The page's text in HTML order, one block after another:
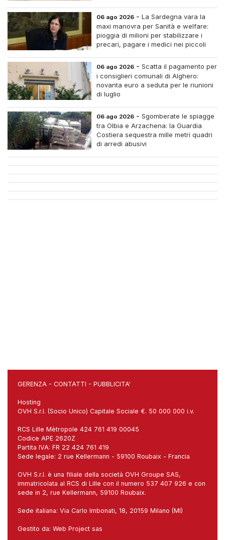
06 ago 2026 -La Sardegna vara la
maxi manovra per Sanità e welfare:
pioggia di milioni per stabilizzare i
precari, pagare i medici nei piccoli
06 ago 2026 -Scatta il pagamento per
i consiglieri comunali di Alghero:
novanta euro a seduta per le riunioni
di luglio
06 ago 2026 -Sgomberate le spiagge
tra Olbia e Arzachena: la Guardia
Costiera sequestra mille metri quadri
di arredi abusivi
GERENZA - CONTATTI - PUBBLICITA'
Hosting
OVH S.r.l. (Socio Unico) Capitale Sociale €. 50 000 000 i.v.
RCS Lille Mètropole 424 761 419 00045
Codice APE 2620Z
Partita IVA: FR 22 424 761 419
Sede legale: 2 rue Kellermann - 59100 Roubaix - Francia
OVH S.r.l. è una filiale della società OVH Groupe SAS,
immatricolata al RCS di Lille con il numero 537 407 926 e con
sede in 2, rue Kellermann, 59100 Roubaix.
Sede italiana: Via Carlo Imbonati, 18, 20159 Milano (MI)
Gestito da: Web Project sas